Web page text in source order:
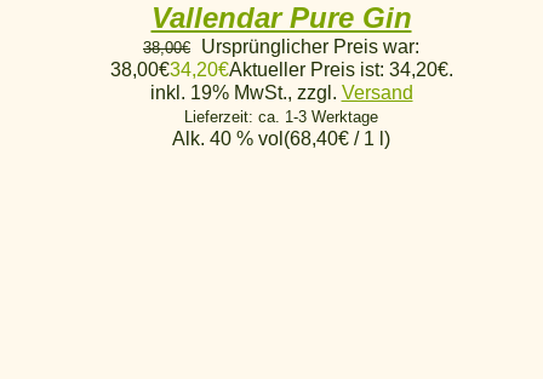
Vallendar Pure Gin
38,00€
Ursprünglicher Preis war:
38,00€34,20€Aktueller Preis ist: 34,20€.
inkl. 19% MwSt., zzgl. Versand
Lieferzeit: ca. 1-3 Werktage
Alk. 40 % vol (68,40€ / 1 l)